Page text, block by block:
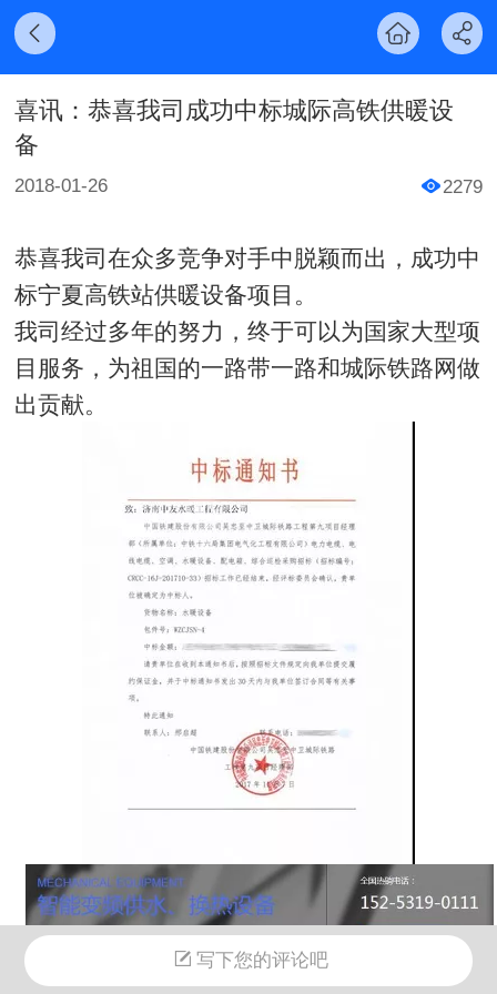
喜讯：恭喜我司成功中标城际高铁供暖设
备
2018-01-26 2279
恭喜我司在众多竞争对手中脱颖而出，成功中
标宁夏高铁站供暖设备项目。
我司经过多年的努力，终于可以为国家大型项
目服务，为祖国的一路带一路和城际铁路网做
出贡献。
写下您的评论吧